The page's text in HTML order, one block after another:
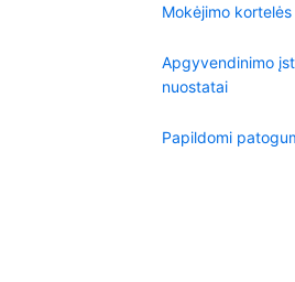
Mokėjimo kortelės
Apgyvendinimo
nuostatai
Papildomi